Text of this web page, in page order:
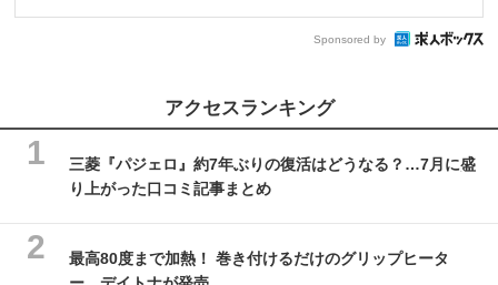
Sponsored by
アクセスランキング
三菱『パジェロ』約7年ぶりの復活はどうなる？…7月に盛
り上がった口コミ記事まとめ
最高80度まで加熱！ 巻き付けるだけのグリップヒータ